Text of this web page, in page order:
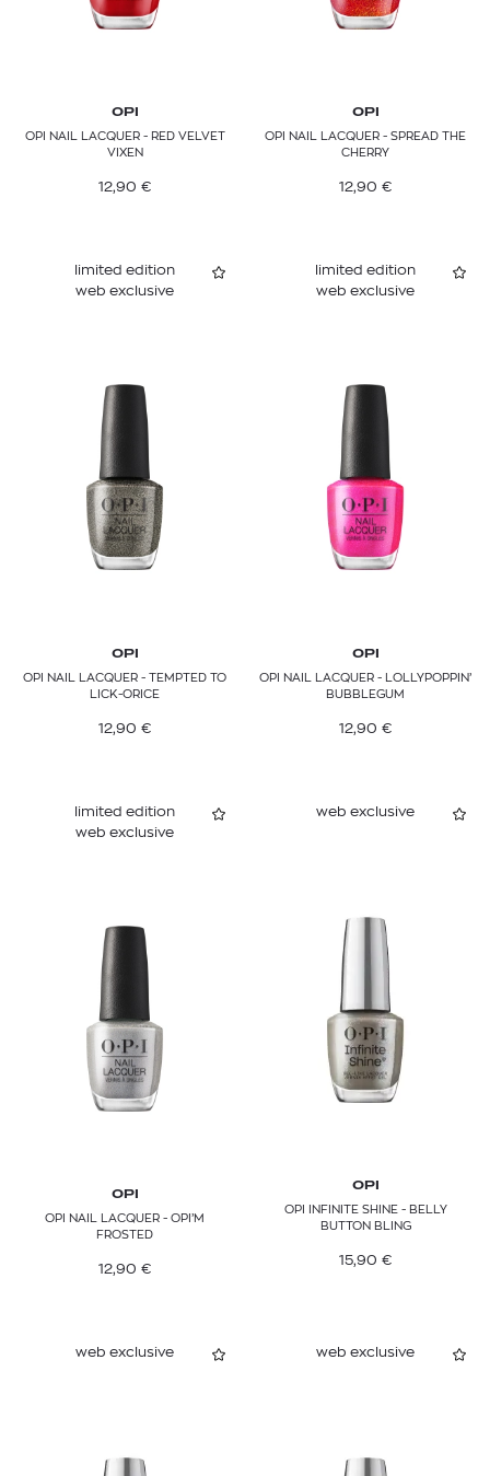
OPI
OPI NAIL LACQUER - RED VELVET
VIXEN
12,90 €
OPI
OPI NAIL LACQUER - SPREAD THE
CHERRY
12,90 €
limited edition
web exclusive
OPI
OPI NAIL LACQUER - TEMPTED TO
LICK-ORICE
12,90 €
limited edition
web exclusive
OPI
OPI NAIL LACQUER - LOLLYPOPPIN’
BUBBLEGUM
12,90 €
limited edition
web exclusive
OPI
OPI NAIL LACQUER - OPI’M
FROSTED
12,90 €
web exclusive
OPI
OPI INFINITE SHINE - BELLY
BUTTON BLING
15,90 €
web exclusive web exclusive